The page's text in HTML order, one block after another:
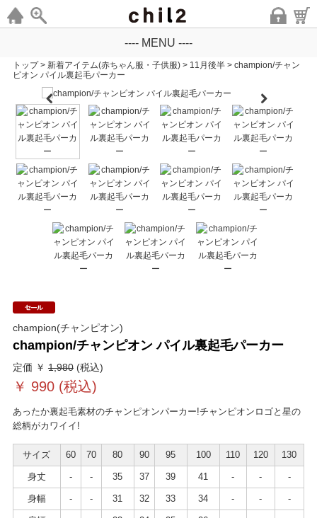
---- MENU ----
トップ > 新着アイテム(赤ちゃん服・子供服) > 11月後半 > champion/チャン
ピオン パイル裏起毛パーカー
champion(チャンピオン)
champion/チャンピオン パイル裏起毛パーカー
定価 ￥ 1,980(税込)
￥ 990(税込)
あったか裏起毛素材のチャンピオンパーカー!チャンピオンロゴと星の
総柄がカワイイ!
サイズ 60 70 80 90 95 100 110 120 130
身丈 - - 35 37 39 41 - - -
身幅 - - 31 32 33 34 - - -